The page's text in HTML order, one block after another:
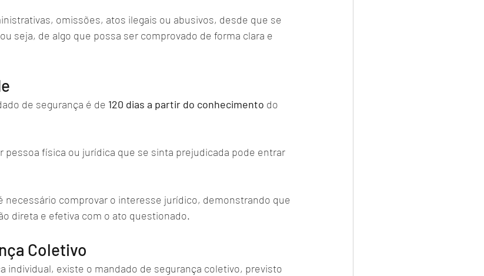
omissões, atos ilegais ou abusivos, desde que se
seja, de algo que possa ser comprovado de forma clara e
de segurança é de 120 dias a partir do conhecimento do
pessoa física ou jurídica que se sinta prejudicada pode entrar
necessário comprovar o interesse jurídico, demonstrando que
direta e efetiva com o ato questionado.
Coletivo
individual, existe o mandado de segurança coletivo, previsto